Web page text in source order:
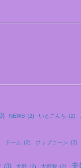
NEWS (2) いとこんち (2)
ドーム (2) ポップコーン (2)
大野 (2) 大野智 (2) 夫